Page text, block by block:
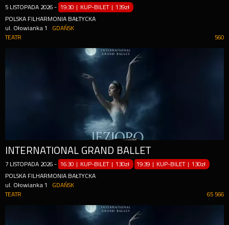
5 LISTOPADA 2026 - 19:30 | KUP-BILET |139zł
POLSKA FILHARMONIA BAŁTYCKA
ul. Ołowianka 1
GDAŃSK
560
TEATR
INTERNATIONAL GRAND BALLET
7 LISTOPADA 2026 - 16:30 | KUP-BILET |130zł 19:39 | KUP-BILET |130zł
POLSKA FILHARMONIA BAŁTYCKA
ul. Ołowianka 1
GDAŃSK
65 566
TEATR